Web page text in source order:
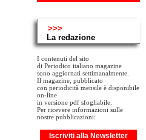
>>>
La redazione
I contenuti del sito
di Periodico italiano magazine
sono aggiornati settimanalmente.
Il magazine, pubblicato
con periodicità mensile è disponibile
on-line
in versione pdf sfogliabile.
Per ricevere informazioni sulle
nostre pubblicazioni:
Iscriviti alla Newsletter